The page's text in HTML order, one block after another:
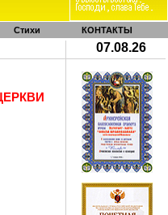
Стихи КОНТАКТЫ
07.08.26